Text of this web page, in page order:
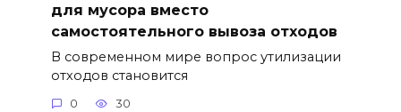
для мусора вместо
самостоятельного вывоза отходов
В современном мире вопрос утилизации
отходов становится
0 30